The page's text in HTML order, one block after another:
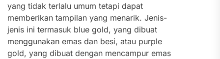
yang tidak terlalu umum tetapi dapat
memberikan tampilan yang menarik. Jenis-
jenis ini termasuk blue gold, yang dibuat
menggunakan emas dan besi, atau purple
gold, yang dibuat dengan mencampur emas